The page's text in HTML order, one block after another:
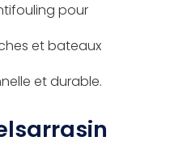
pour
et bateaux
et durable.